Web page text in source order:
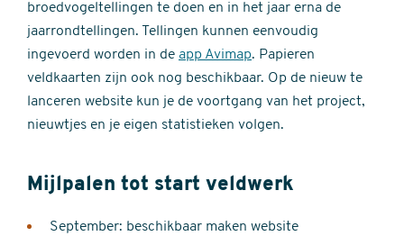
broedvogeltellingen te doen en in het jaar erna de
jaarrondtellingen. Tellingen kunnen eenvoudig
ingevoerd worden in de app Avimap. Papieren
veldkaarten zijn ook nog beschikbaar. Op de nieuw te
lanceren website kun je de voortgang van het project,
nieuwtjes en je eigen statistieken volgen.
Mijlpalen tot start veldwerk
September: beschikbaar maken website